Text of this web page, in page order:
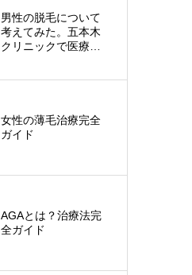
男性の脱毛について
考えてみた。五本木
クリニックで医療レ
女性の薄毛治療完全
ガイド
AGAとは？治療法完
全ガイド